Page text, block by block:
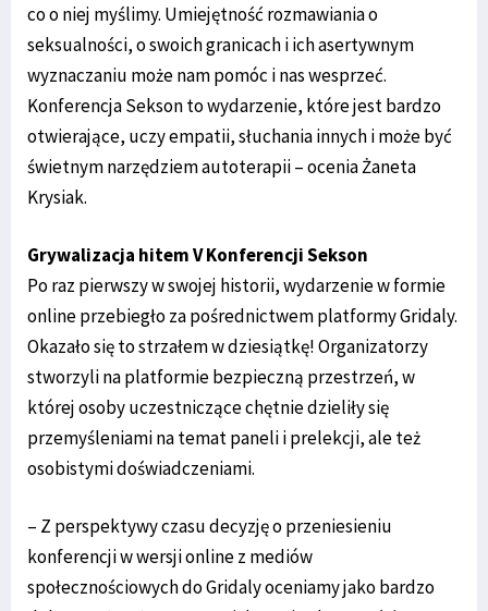
co o niej myślimy. Umiejętność rozmawiania o
seksualności, o swoich granicach i ich asertywnym
wyznaczaniu może nam pomóc i nas wesprzeć.
Konferencja Sekson to wydarzenie, które jest bardzo
otwierające, uczy empatii, słuchania innych i może być
świetnym narzędziem autoterapii – ocenia Żaneta
Krysiak.
Grywalizacja hitem V Konferencji Sekson
Po raz pierwszy w swojej historii, wydarzenie w formie
online przebiegło za pośrednictwem platformy Gridaly.
Okazało się to strzałem w dziesiątkę! Organizatorzy
stworzyli na platformie bezpieczną przestrzeń, w
której osoby uczestniczące chętnie dzieliły się
przemyśleniami na temat paneli i prelekcji, ale też
osobistymi doświadczeniami.
– Z perspektywy czasu decyzję o przeniesieniu
konferencji w wersji online z mediów
społecznościowych do Gridaly oceniamy jako bardzo